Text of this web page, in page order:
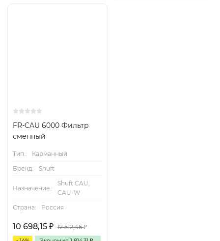
FR-CAU 6000 Фильтр
сменный
Тип.:
Карманный
Бренд:
Shuft
Назначение.:
Shuft CAU,
CAU-W
Страна:
Россия
10 698,15 ₽ 12 512,46₽